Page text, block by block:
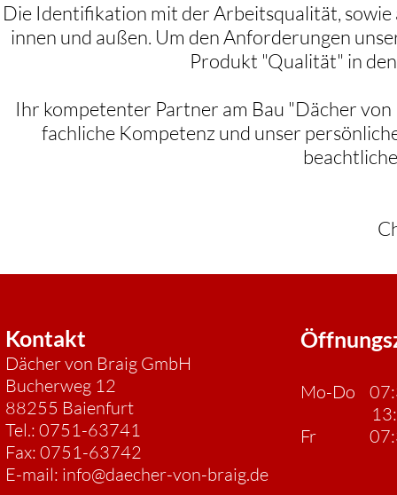
Die Identifikation mit der Arbeitsqualität,
innen und außen. Um den Anforderungen
Produkt "Qualität" in
Ihr kompetenter Partner am Bau "Dächer
fachliche Kompetenz und unser
Kontakt
Dächer von Braig GmbH
Bucherweg 12
88255 Baienfurt
Tel.: 0751-63741
Fax: 0751-63742
E-mail: info@daecher-von-braig.de
Mo-Do
13:00
Fr 07:30